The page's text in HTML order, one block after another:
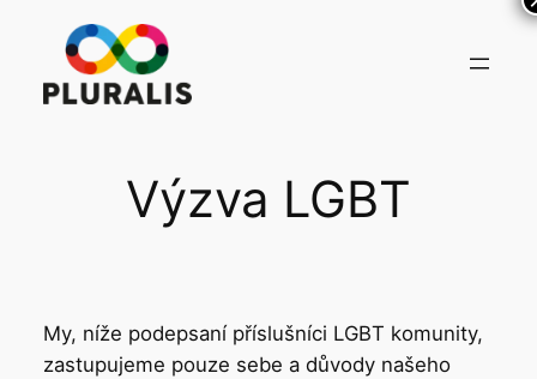
obsah
Výzva LGBT
My, níže podepsaní příslušníci LGBT komunity,
zastupujeme pouze sebe a důvody našeho